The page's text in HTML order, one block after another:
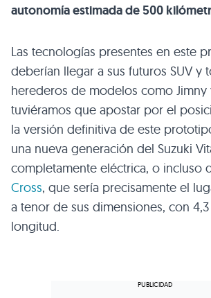
autonomía estimada de 500
Las tecnologías presentes en este
deberían llegar a sus futuros SUV y
herederos de modelos como Jimny
tuviéramos que apostar por el
la versión definitiva de este
una nueva generación del Suzuki
completamente eléctrica, o incluso
Cross, que sería precisamente el
a tenor de sus dimensiones, con
longitud.